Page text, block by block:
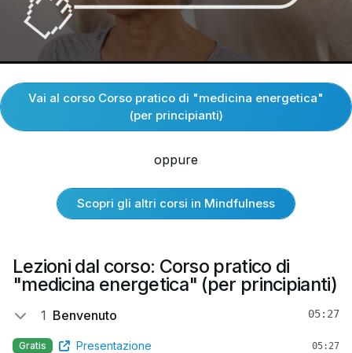
Vai al corso Corso pratico di "medicina energetica"
(per principianti)
oppure
Scopri gli altri corsi in Mindfulness
Lezioni dal corso: Corso pratico di
"medicina energetica" (per principianti)
1 Benvenuto 05:27
Gratis Presentazione 05:27